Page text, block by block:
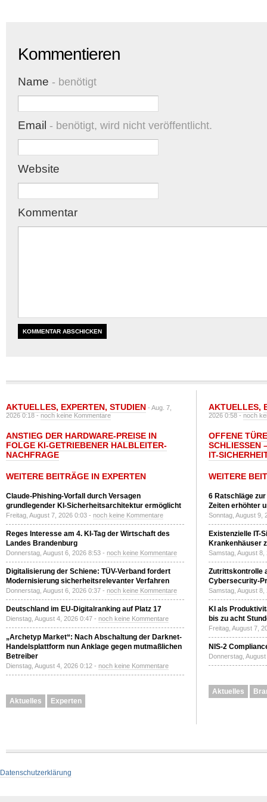
Kommentieren
Name - benötigt
Email - benötigt, wird nicht veröffentlicht.
Website
Kommentar
AKTUELLES, EXPERTEN, STUDIEN - Aug. 7,
2026 0:18 -noch keine Kommentare
ANSTIEG DER HARDWARE-PREISE IN
FOLGE KI-GETRIEBENER HALBLEITER-
NACHFRAGE
WEITERE BEITRÄGE IN EXPERTEN
Claude-Phishing-Vorfall durch Versagen
grundlegender KI-Sicherheitsarchitektur ermöglicht
Freitag, August 7, 2026 0:03 - noch keine Kommentare
Reges Interesse am 4. KI-Tag der Wirtschaft des
Landes Brandenburg
Donnerstag, August 6, 2026 8:53 - noch keine Kommentare
Digitalisierung der Schiene: TÜV-Verband fordert
Modernisierung sicherheitsrelevanter Verfahren
Donnerstag, August 6, 2026 0:37 - noch keine Kommentare
Deutschland im EU-Digitalranking auf Platz 17
Dienstag, August 4, 2026 0:47 - noch keine Kommentare
„Archetyp Market“: Nach Abschaltung der Darknet-
Handelsplattform nun Anklage gegen mutmaßlichen
Betreiber
Dienstag, August 4, 2026 0:12 - noch keine Kommentare
Aktuelles Experten
AKTUELLES,
2026 0:58 -noch
OFFENE
SCHLIESSEN
T-
WEITERE
6 Ratschläge
Zeiten erhöhter
Sonntag, August 9,
Existenzielle IT-
Krankenhäuser
Samstag, August
Zutrittskontrolle
Cybersecurity-
Samstag, August
KI als
bis zu acht
Freitag, August 7,
NIS-2
Donnerstag,
Aktuelles
Datenschutzerklärung